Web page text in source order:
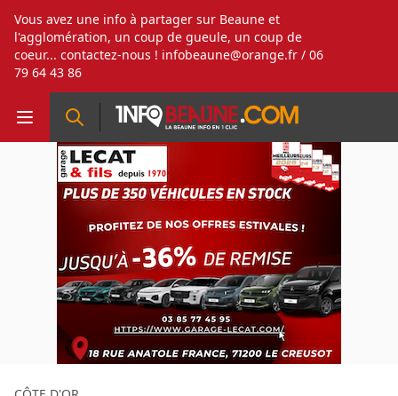
Vous avez une info à partager sur Beaune et
l'agglomération, un coup de gueule, un coup de
coeur... contactez-nous ! infobeaune@orange.fr / 06
79 64 43 86